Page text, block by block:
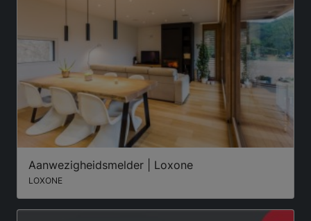
Aanwezigheidsmelder | Loxone
LOXONE